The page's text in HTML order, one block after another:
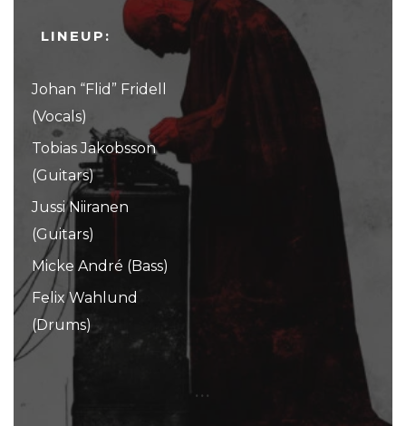
LINEUP:
Johan “Flid” Fridell
(Vocals)
Tobias Jakobsson
(Guitars)
Jussi Niiranen
(Guitars)
Micke André (Bass)
Felix Wahlund
(Drums)
...